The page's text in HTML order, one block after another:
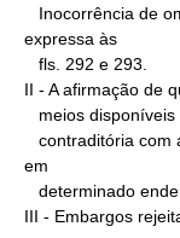
expressa às
II - A afirmação de
em
III - Embargos